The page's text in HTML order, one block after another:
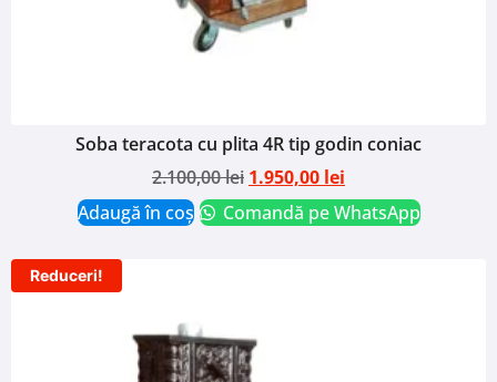
Soba teracota cu plita 4R tip godin coniac
2.100,00lei 1.950,00 lei
Adaugă în coș
Comandă pe WhatsApp
Reduceri!